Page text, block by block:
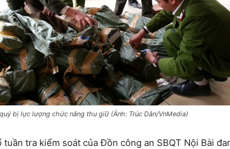
bị lực lượng chức năng thu giữ (Ảnh: Trúc Dân/VnMedia)
tra kiểm soát của Đồn công an SBQT Nội Bài